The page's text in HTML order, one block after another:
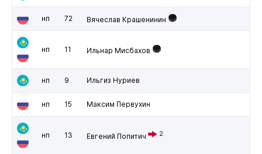
нп 72 Вячеслав Крашенинин
нп 11 Ильнар Мисбахов
нп 9 Ильгиз Нуриев
нп 15 Максим Первухин
нп 13 Евгений Попитич 2